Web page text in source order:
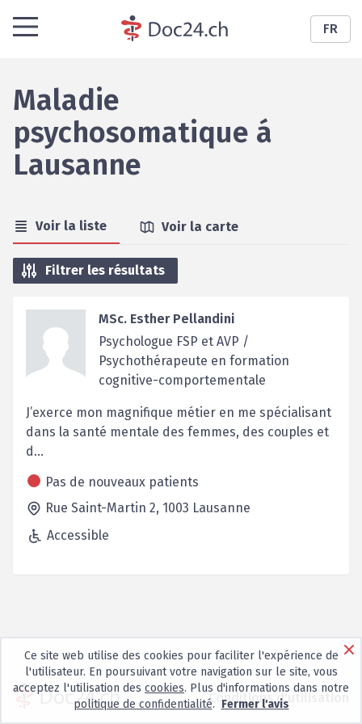
FR
Maladie
psychosomatique á
Lausanne
Voir la liste Voir la carte
Filtrer les résultats
MSc. Esther Pellandini
Psychologue FSP et AVP /
Psychothérapeute en formation
cognitive-comportementale
J’exerce mon magnifique métier en me spécialisant
dans la santé mentale des femmes, des couples et
d...
Pas de nouveaux patients
Rue Saint-Martin 2, 1003 Lausanne
Accessible
Conditions d'utilisation
Ce site web utilise des cookies pour faciliter l'expérience de
l'utilisateur. En poursuivant votre navigation sur le site, vous
acceptez l'utilisation des cookies. Plus d'informations dans notre
politique de confidentialité. Fermer l'avis